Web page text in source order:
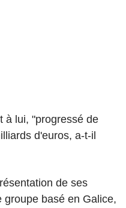
à lui, "progressé de
d'euros, a-t-il
de ses
groupe basé en Galice,